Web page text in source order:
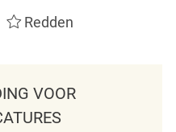
Redden
VOOR